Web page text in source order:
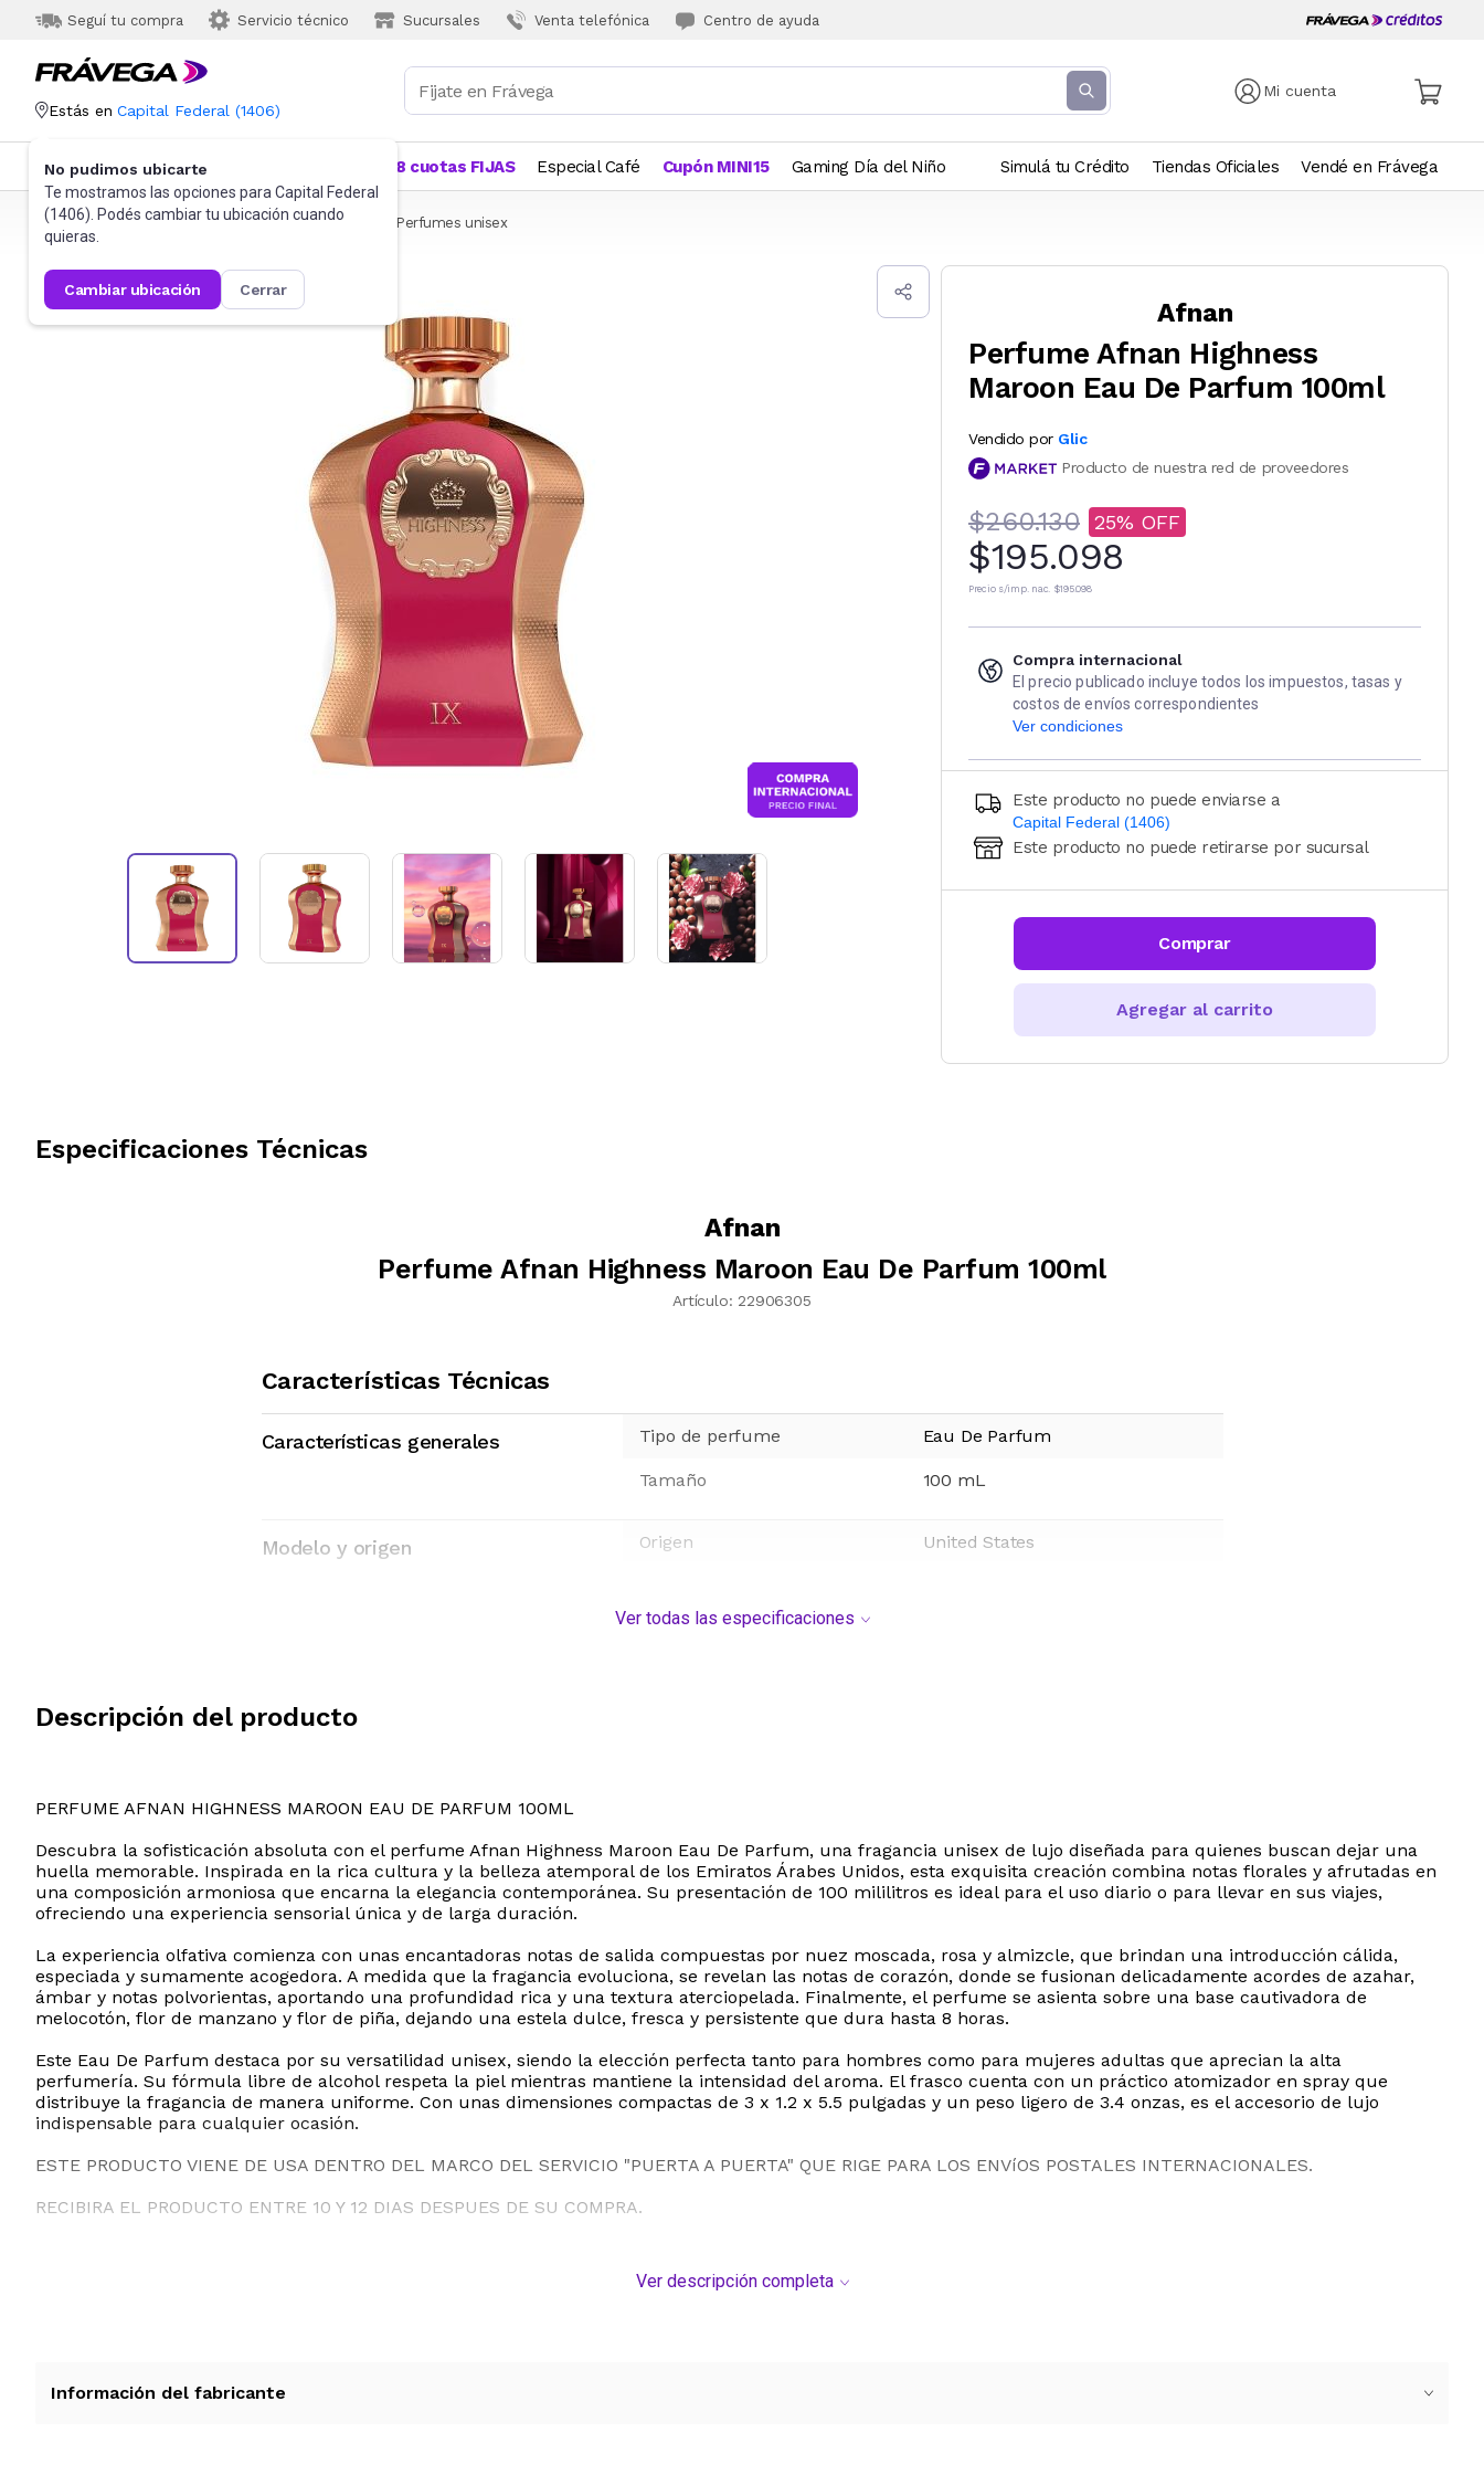
Seguí tu compra Servicio técnico Sucursales Venta telefónica Centro de ayuda
Mi cuenta
Estás en Capital Federal (1406)
No pudimos ubicarte
Te mostramos las opciones para Capital Federal
(1406). Podés cambiar tu ubicación cuando
quieras.
cambiar ubicación cerrar
Categorías Más Vendidos 18 cuotas FIJAS Especial Café Cupón MINI15 Gaming Día del Niño Simulá tu Crédito Tiendas Oficiales Vendé en Frávega
Frávega Belleza y Cuidado Corporal Perfumes Perfumes unisex
Afnan
Perfume Afnan Highness
Maroon Eau De Parfum 100ml
Vendido por Glic
Producto de nuestra red de proveedores
$260.130 25
$195.098
Precio s/imp. nac. $195.098
Compra internacional
El precio publicado incluye todos los impuestos, tasas y
costos de envíos correspondientes
Ver condiciones
Este producto no puede enviarse a
Capital Federal (1406)
Ingresá código postal (sólo números)
CALCULAR
Este producto no puede retirarse por sucursal
Comprar
Agregar al carrito
Especificaciones Técnicas
Afnan
Perfume Afnan Highness Maroon Eau De Parfum 100ml
Artículo: 22906305
Características Técnicas
Características generales Tipo de perfume Eau De Parfum
Tamaño 100 mL
Modelo y origen Origen United States
Ver todas las especificaciones
Descripción del producto
PERFUME AFNAN HIGHNESS MAROON EAU DE PARFUM 100ML
Descubra la sofisticación absoluta con el perfume Afnan Highness Maroon Eau De Parfum, una fragancia unisex de lujo diseñada para quienes buscan dejar una
huella memorable. Inspirada en la rica cultura y la belleza atemporal de los Emiratos Árabes Unidos, esta exquisita creación combina notas florales y afrutadas en
una composición armoniosa que encarna la elegancia contemporánea. Su presentación de 100 mililitros es ideal para el uso diario o para llevar en sus viajes,
ofreciendo una experiencia sensorial única y de larga duración.
La experiencia olfativa comienza con unas encantadoras notas de salida compuestas por nuez moscada, rosa y almizcle, que brindan una introducción cálida,
especiada y sumamente acogedora. A medida que la fragancia evoluciona, se revelan las notas de corazón, donde se fusionan delicadamente acordes de azahar,
ámbar y notas polvorientas, aportando una profundidad rica y una textura aterciopelada. Finalmente, el perfume se asienta sobre una base cautivadora de
melocotón, flor de manzano y flor de piña, dejando una estela dulce, fresca y persistente que dura hasta 8 horas.
Este Eau De Parfum destaca por su versatilidad unisex, siendo la elección perfecta tanto para hombres como para mujeres adultas que aprecian la alta
perfumería. Su fórmula libre de alcohol respeta la piel mientras mantiene la intensidad del aroma. El frasco cuenta con un práctico atomizador en spray que
distribuye la fragancia de manera uniforme. Con unas dimensiones compactas de 3 x 1.2 x 5.5 pulgadas y un peso ligero de 3.4 onzas, es el accesorio de lujo
indispensable para cualquier ocasión.
ESTE PRODUCTO VIENE DE USA DENTRO DEL MARCO DEL SERVICIO "PUERTA A PUERTA" QUE RIGE PARA LOS ENVíOS POSTALES INTERNACIONALES.
RECIBIRA EL PRODUCTO ENTRE 10 Y 12 DIAS DESPUES DE SU COMPRA.
Ver descripción completa
Información del fabricante